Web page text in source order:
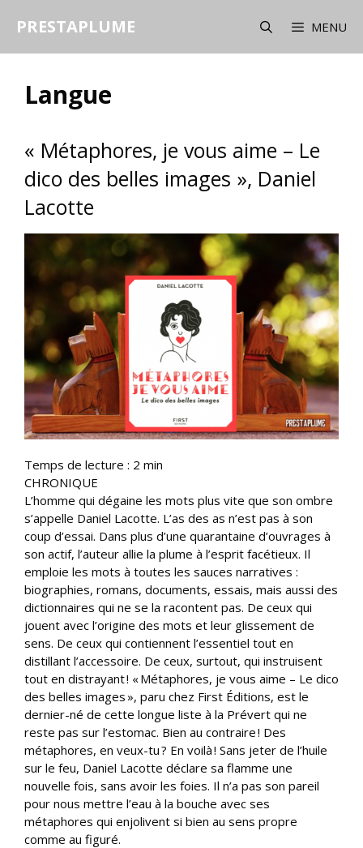
PRESTAPLUME MENU
Langue
« Métaphores, je vous aime – Le
dico des belles images », Daniel
Lacotte
Temps de lecture : 2 min
CHRONIQUE
L’homme qui dégaine les mots plus vite que son ombre
s’appelle Daniel Lacotte. L’as des as n’est pas à son
coup d’essai. Dans plus d’une quarantaine d’ouvrages à
son actif, l’auteur allie la plume à l’esprit facétieux. Il
emploie les mots à toutes les sauces narratives :
biographies, romans, documents, essais, mais aussi des
dictionnaires qui ne se la racontent pas. De ceux qui
jouent avec l’origine des mots et leur glissement de
sens. De ceux qui contiennent l’essentiel tout en
distillant l’accessoire. De ceux, surtout, qui instruisent
tout en distrayant ! « Métaphores, je vous aime – Le dico
des belles images », paru chez First Éditions, est le
dernier-né de cette longue liste à la Prévert qui ne
reste pas sur l’estomac. Bien au contraire ! Des
métaphores, en veux-tu ? En voilà ! Sans jeter de l’huile
sur le feu, Daniel Lacotte déclare sa flamme une
nouvelle fois, sans avoir les foies. Il n’a pas son pareil
pour nous mettre l’eau à la bouche avec ses
métaphores qui enjolivent si bien au sens propre
comme au figuré.